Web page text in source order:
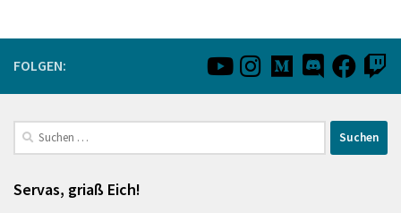
FOLGEN:
Suchen
nach:
Servas, griaß Eich!